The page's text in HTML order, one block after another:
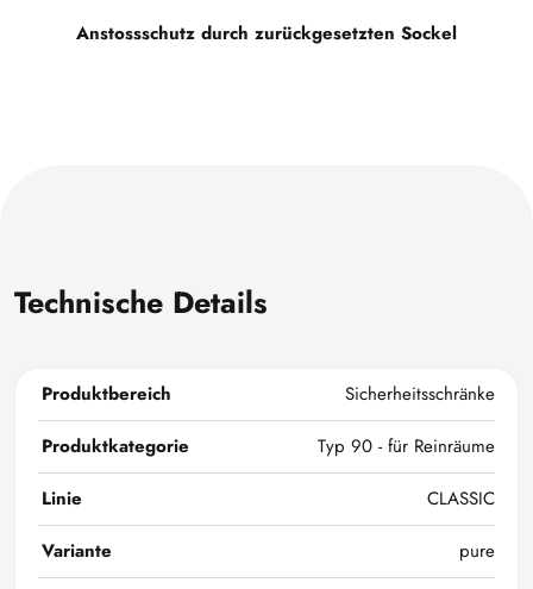
Anstossschutz durch zurückgesetzten Sockel
Technische Details
Produktbereich
Sicherheitsschränke
Produktkategorie
Typ 90 - für Reinräume
Linie
CLASSIC
Variante
pure